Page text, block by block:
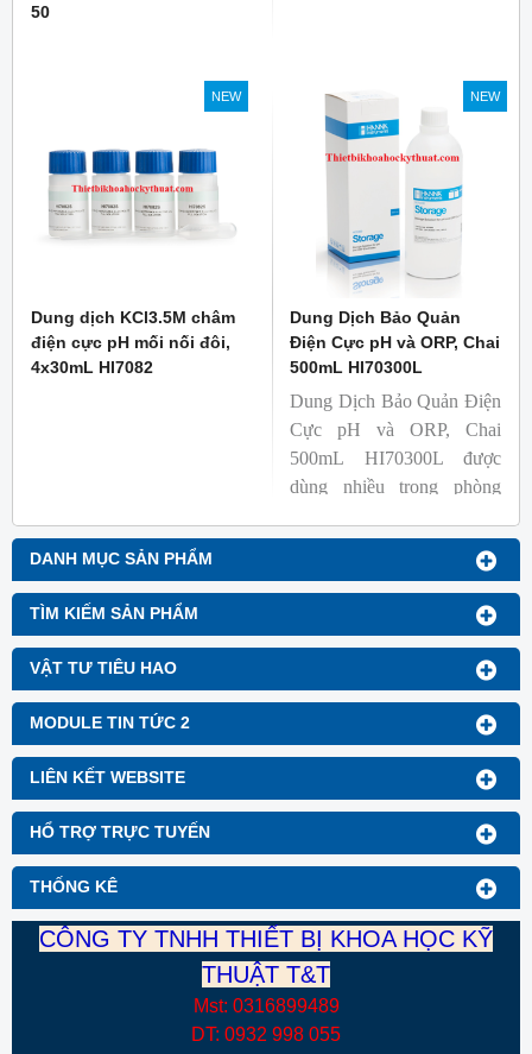
DANH MỤC SẢN PHẨM
TÌM KIẾM SẢN PHẨM
VẬT TƯ TIÊU HAO
MODULE TIN TỨC 2
LIÊN KẾT WEBSITE
HỔ TRỢ TRỰC TUYẾN
THỐNG KÊ
50
NEW
Dung dịch KCl3.5M châm
điện cực pH mối nối đôi,
4x30mL HI7082
NEW
Dung Dịch Bảo Quản
Điện Cực pH và ORP, Chai
500mL HI70300L
Dung Dịch Bảo Quản Điện
Cực pH và ORP, Chai
500mL HI70300L được
dùng nhiều trong phòng
CÔNG TY TNHH THIẾT BỊ KHOA HỌC KỸ
THUẬT T&T
Mst: 0316899489
DT: 0932 998 055